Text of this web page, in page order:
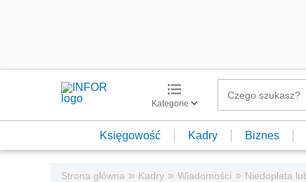
Kategorie
Księgowość Kadry Biznes
Strona główna » Kadry » Wiadomości » Niedopłata